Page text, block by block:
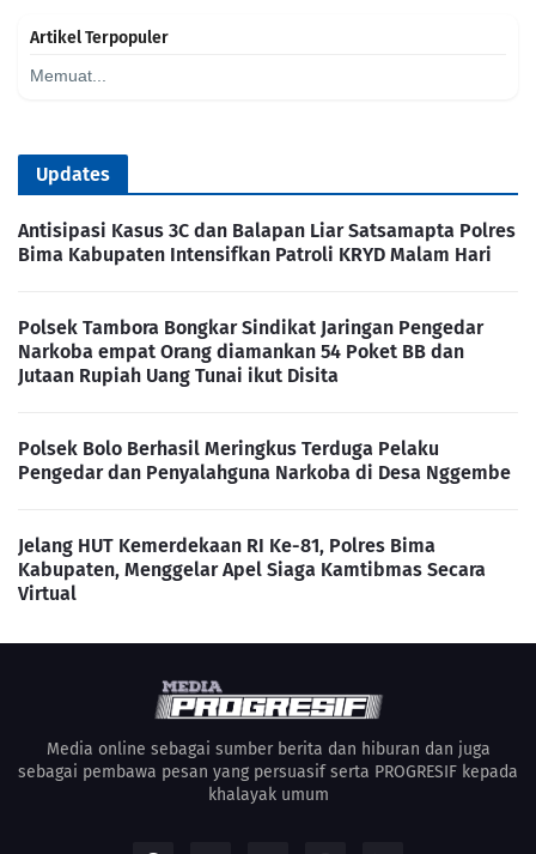
Artikel Terpopuler
Memuat...
Updates
Antisipasi Kasus 3C dan Balapan Liar Satsamapta Polres
Bima Kabupaten Intensifkan Patroli KRYD Malam Hari
Polsek Tambora Bongkar Sindikat Jaringan Pengedar
Narkoba empat Orang diamankan 54 Poket BB dan
Jutaan Rupiah Uang Tunai ikut Disita
Polsek Bolo Berhasil Meringkus Terduga Pelaku
Pengedar dan Penyalahguna Narkoba di Desa Nggembe
Jelang HUT Kemerdekaan RI Ke-81, Polres Bima
Kabupaten, Menggelar Apel Siaga Kamtibmas Secara
Virtual
Media online sebagai sumber berita dan hiburan dan juga
sebagai pembawa pesan yang persuasif serta PROGRESIF kepada
khalayak umum